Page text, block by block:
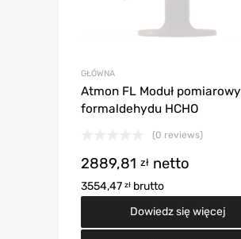
GŁÓWNA
Atmon FL Moduł pomiarowy
formaldehydu HCHO
(0 reviews)
2889,81 zł netto
3554,47 zł brutto
Dowiedz się więcej